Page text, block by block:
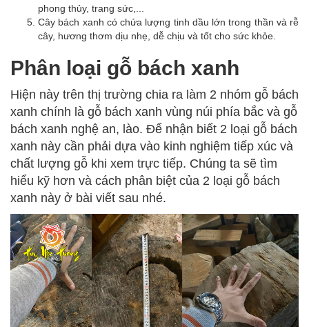
phong thủy, trang sức,...
Cây bách xanh có chứa lượng tinh dầu lớn trong thần và rễ
cây, hương thơm dịu nhẹ, dễ chịu và tốt cho sức khỏe.
Phân loại gỗ bách xanh
Hiện này trên thị trường chia ra làm 2 nhóm gỗ bách
xanh chính là gỗ bách xanh vùng núi phía bắc và gỗ
bách xanh nghệ an, lào. Để nhận biết 2 loại gỗ bách
xanh này cần phải dựa vào kinh nghiệm tiếp xúc và
chất lượng gỗ khi xem trực tiếp. Chúng ta sẽ tìm
hiểu kỹ hơn và cách phân biệt của 2 loại gỗ bách
xanh này ở bài viết sau nhé.